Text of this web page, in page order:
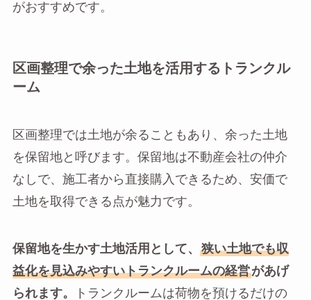
がおすすめです。
区画整理で余った土地を活用するトランクル
ーム
区画整理では土地が余ることもあり、余った土地
を保留地と呼びます。保留地は不動産会社の仲介
なしで、施工者から直接購入できるため、安価で
土地を取得できる点が魅力です。
保留地を生かす土地活用として、
狭い土地でも収
益化を見込みやすいトランクルームの経営があげ
られます。
トランクルームは荷物を預けるだけの